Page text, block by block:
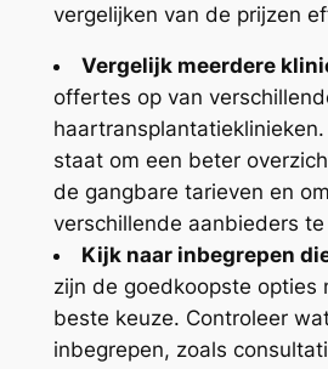
vergelijken van de prijzen
Vergelijk meerdere
offertes op van
staat om een beter
de gangbare tarieven en
verschillende aanbieders
Kijk naar inbegrepen
zijn de goedkoopste opties
beste keuze. Controleer
inbegrepen, zoals